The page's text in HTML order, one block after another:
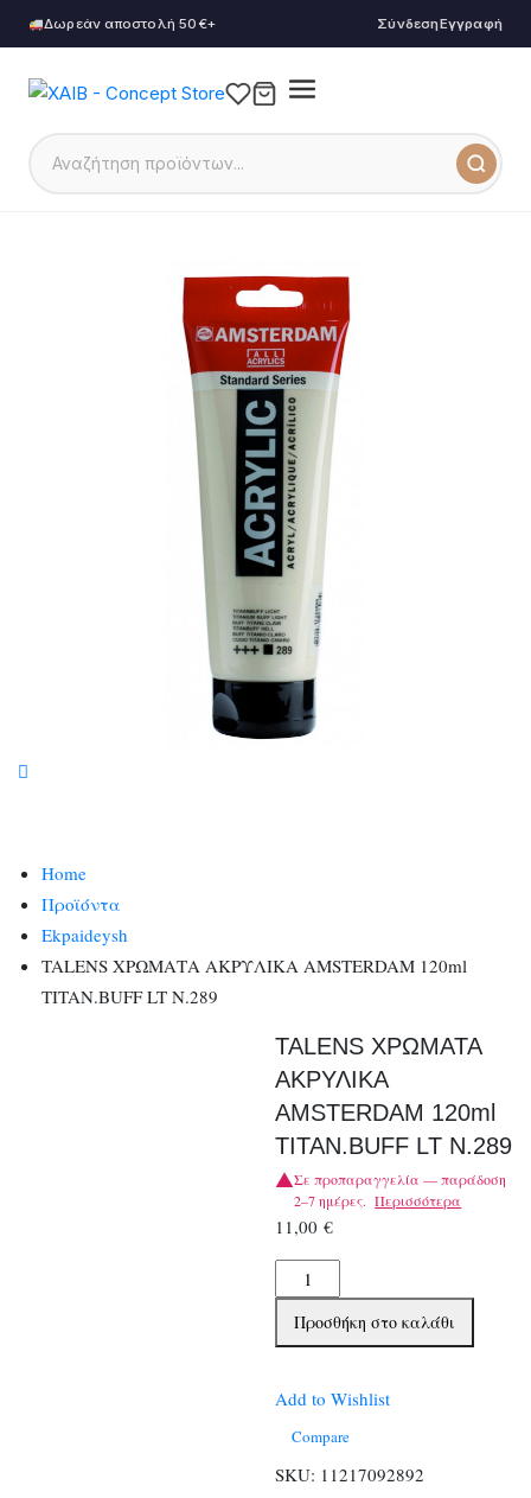
Δωρεάν αποστολή 50€+ ΣύνδεσηΕγγραφή
Home
Προϊόντα
Ekpaideysh
TALENS ΧΡΩΜΑΤΑ ΑΚΡΥΛΙΚΑ AMSTERDAM 120ml
TITAN.BUFF LT N.289
TALENS ΧΡΩΜΑΤΑ
ΑΚΡΥΛΙΚΑ
AMSTERDAM 120ml
TITAN.BUFF LT N.289
Σε προπαραγγελία — παράδοση
2–7 ημέρες. Περισσότερα
11,00€
TALENS
ΧΡΩΜΑΤΑ
ΑΚΡΥΛΙΚΑ
120ml
TITAN.BUFF
Προσθήκη στο καλάθι
Add to Wishlist
Compare
SKU: 11217092892